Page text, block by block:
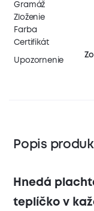
Gramáž
Zloženie
Farba
Certifikát
Upozornenie
Popis
Hnedá
teplíčko v